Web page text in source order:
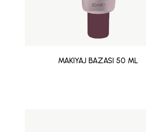
MAKIYAJ BAZASI 50 ML